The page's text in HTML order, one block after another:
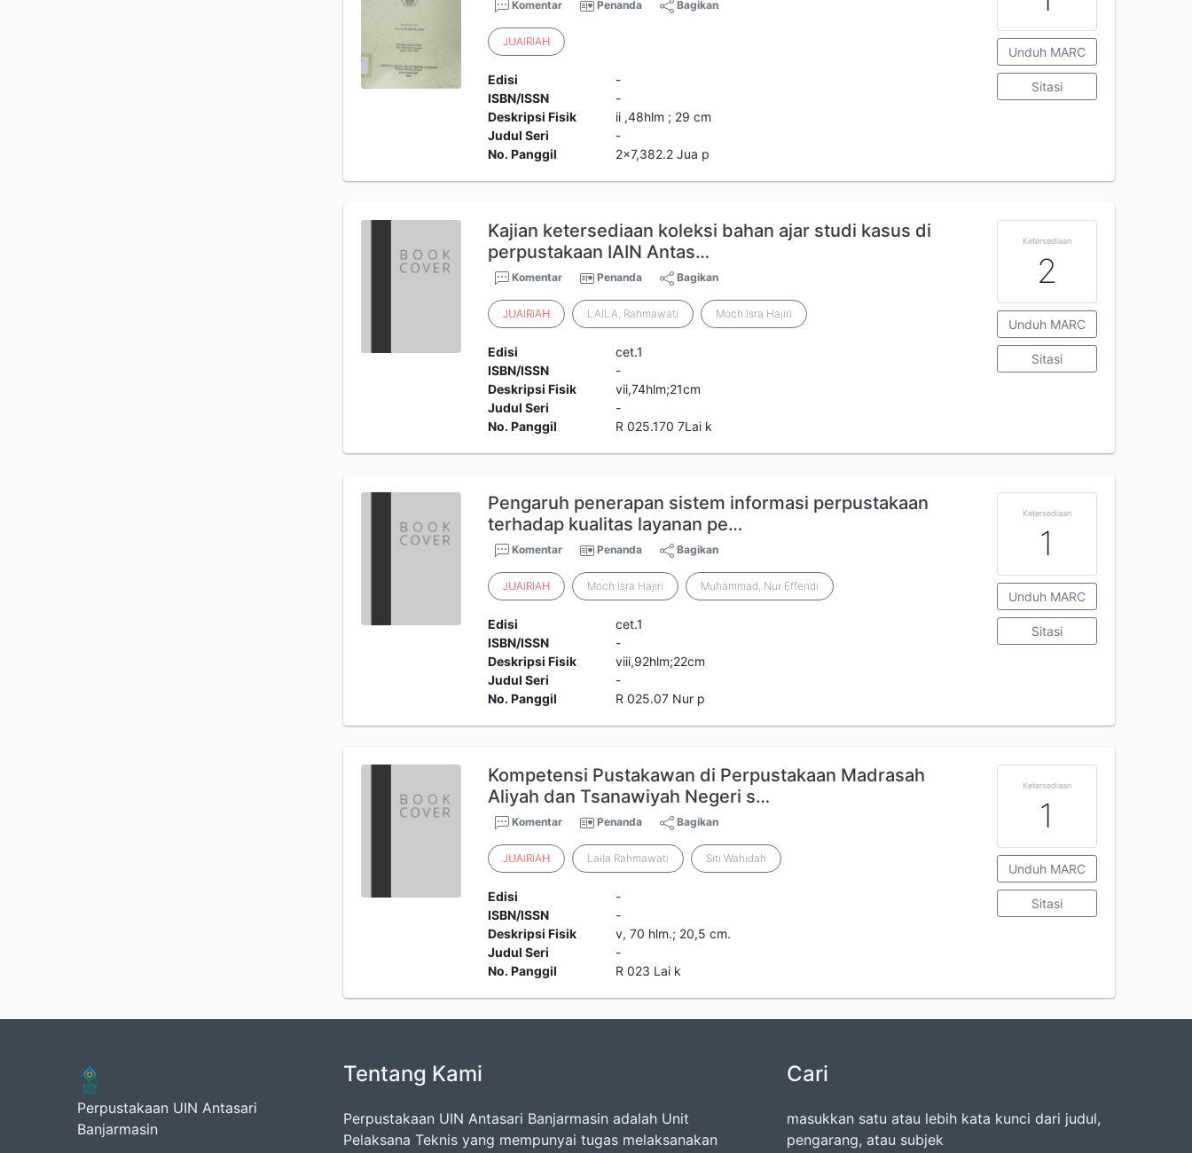
Komentar Penanda Bagikan
JUAIRIAH
Edisi
-
ISBN/ISSN
-
Deskripsi Fisik
ii ,48hlm ; 29 cm
Judul Seri
-
No. Panggil
2x7,382.2 Jua p
Unduh MARC
Sitasi
Kajian ketersediaan koleksi bahan ajar studi kasus di
perpustakaan IAIN Antas…
Komentar Penanda Bagikan
JUAIRIAH LAILA, Rahmawati Moch.Isra Hajiri
Edisi
cet.1
ISBN/ISSN
-
Deskripsi Fisik
vii,74hlm;21cm
Judul Seri
-
No. Panggil
R 025.170 7Lai k
Ketersediaan
2
Unduh MARC
Sitasi
Pengaruh penerapan sistem informasi perpustakaan
terhadap kualitas layanan pe…
Komentar Penanda Bagikan
JUAIRIAH Moch.Isra Hajiri Muhammad, Nur Effendi
Edisi
cet.1
ISBN/ISSN
-
Deskripsi Fisik
viii,92hlm;22cm
Judul Seri
-
No. Panggil
R 025.07 Nur p
Ketersediaan
1
Unduh MARC
Sitasi
Kompetensi Pustakawan di Perpustakaan Madrasah
Aliyah dan Tsanawiyah Negeri s…
Komentar Penanda Bagikan
JUAIRIAH Laila Rahmawati Siti Wahidah
Edisi
-
ISBN/ISSN
-
Deskripsi Fisik
v, 70 hlm.; 20,5 cm.
Judul Seri
-
No. Panggil
R 023 Lai k
Ketersediaan
1
Unduh MARC
Sitasi
Perpustakaan UIN Antasari
Banjarmasin
Tentang Kami
Perpustakaan UIN Antasari Banjarmasin adalah Unit
Pelaksana Teknis yang mempunyai tugas melaksanakan
Cari
masukkan satu atau lebih kata kunci dari judul,
pengarang, atau subjek